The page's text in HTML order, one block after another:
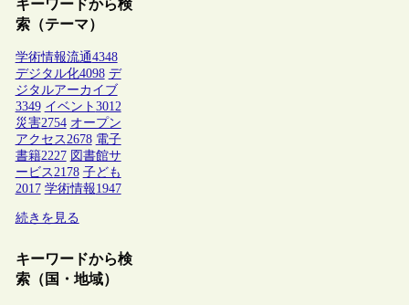
キーワードから検
索（テーマ）
学術情報流通4348
デジタル化4098 デ
ジタルアーカイブ
3349 イベント 3012
災害2754 オープン
アクセス2678 電子
書籍2227 図書館サ
ービス2178 子ども
2017 学術情報1947
続きを見る
キーワードから検
索（国・地域）